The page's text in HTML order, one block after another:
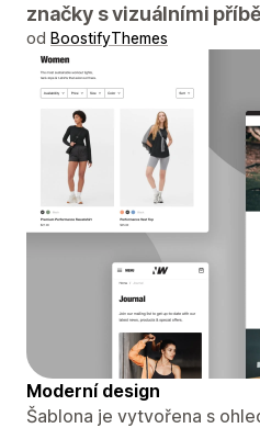
značky s vizuálními
od BoostifyThemes
Moderní design
Šablona je vytvořena s